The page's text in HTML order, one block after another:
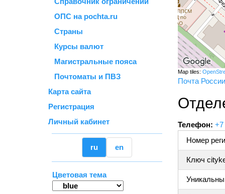
ОПС на pochta.ru
Страны
Курсы валют
Магистральные пояса
Почтоматы и ПВЗ
Карта сайта
Регистрация
Личный кабинет
ru en
Цветовая тема
Map tiles:
Почта России
Телефон: +7
Номер
Ключ